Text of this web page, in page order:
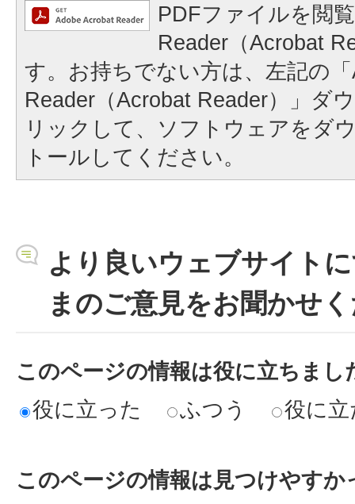
PDFファイルを閲
Reader（Acrobat
す。お持ちでない方は、左記の
Reader（Acrobat Reader）」ダ
リックして、ソフトウェアをダ
トールしてください。
より良いウェブサイト
まのご意見をお聞かせ
このページの情報は役に立ちまし
役に立った
ふつう 役に
このページの情報は見つけやすか